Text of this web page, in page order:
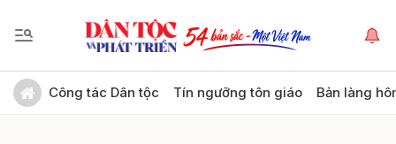
Công tác Dân tộc Tín ngưỡng tôn giáo Bản làng
Gửi bình luận